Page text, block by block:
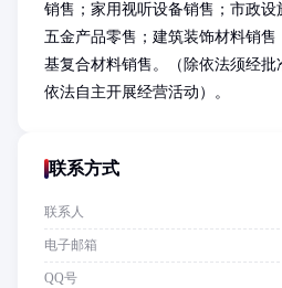
销售；家用视听设备销售；市政设
五金产品零售；建筑装饰材料销
基复合材料销售。（除依法须经
依法自主开展经营活动）。
联系方式
联系人
电子邮箱
QQ号